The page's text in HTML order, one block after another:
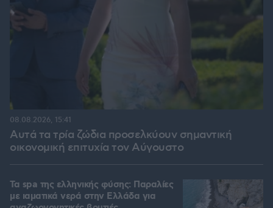
Αυτά τα τρία ζώδια προσελκύουν σημαντική
οικονομική επιτυχία τον Αύγουστο
08.08.2026, 15:41
Τα spa της ελληνικής φύσης: Παραλίες
με ιαματικά νερά στην Ελλάδα για